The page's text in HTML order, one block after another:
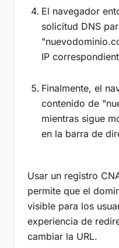
El navegador
solicitud DNS
IP
Finalmente, el
contenido de
mientras sigue
en la barra de
Usar un registro
permite que el
visible para los
experiencia de
cambiar la URL.